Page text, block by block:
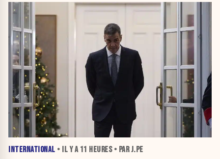
INTERNATIONAL • IL Y A 11 HEURES• PAR J.PE